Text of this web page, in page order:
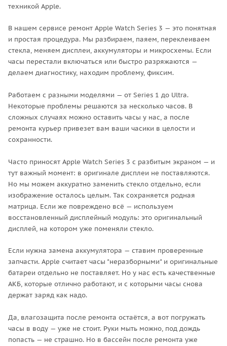
техникой Apple.
В нашем сервисе ремонт Apple Watch Series 3 — это понятная
и простая процедура. Мы разбираем, паяем, переклеиваем
стекла, меняем дисплеи, аккумуляторы и микросхемы. Если
часы перестали включаться или быстро разряжаются —
делаем диагностику, находим проблему, фиксим.
Работаем с разными моделями — от Series 1 до Ultra.
Некоторые проблемы решаются за несколько часов. В
сложных случаях можно оставить часы у нас, а после
ремонта курьер привезет вам ваши часики в целости и
сохранности.
Часто приносят Apple Watch Series 3 с разбитым экраном — и
тут важный момент: в оригинале дисплеи не поставляются.
Но мы можем аккуратно заменить стекло отдельно, если
изображение осталось целым. Так сохраняется родная
матрица. Если же повреждено всё — используем
восстановленный дисплейный модуль: это оригинальный
дисплей, на котором уже поменяли стекло.
Если нужна замена аккумулятора — ставим проверенные
запчасти. Apple считает часы "неразборными" и оригинальные
батареи отдельно не поставляет. Но у нас есть качественные
АКБ, которые отлично работают, и с которыми часы снова
держат заряд как надо.
Да, влагозащита после ремонта остаётся, а вот погружать
часы в воду — уже не стоит. Руки мыть можно, под дождь
попасть — не страшно. Но в бассейн после ремонта уже